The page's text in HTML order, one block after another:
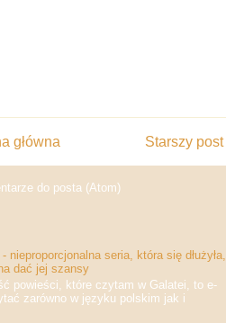
Starszy post
główna
do posta (Atom)
nieproporcjonalna seria, która się dłużyła,
dać jej szansy
powieści, które czytam w Galatei, to e-
zarówno w języku polskim jak i